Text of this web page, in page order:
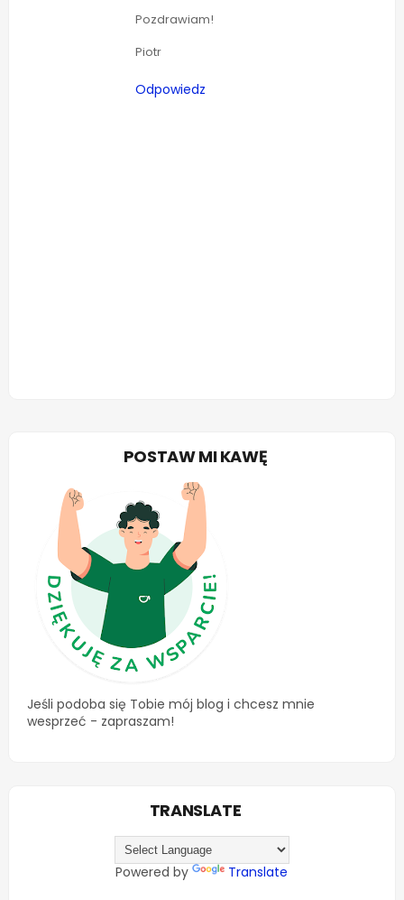
Pozdrawiam!
Piotr
Odpowiedz
POSTAW MI KAWĘ
Jeśli podoba się Tobie mój blog i chcesz mnie
wesprzeć - zapraszam!
TRANSLATE
Powered by Translate